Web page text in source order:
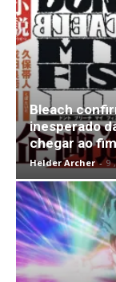
Bleach
inesperado
chegar ao fim
Helder Archer - 9